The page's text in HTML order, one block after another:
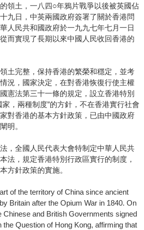
領土，一八四○年鴉片戰爭以後被英國佔
九日，中英兩國政府簽署了關於香港問
人民共和國政府於一九九七年七月一日
而實現了長期以來中國人民收回香港的
土完整，保持香港的繁榮和穩定，並考
況，國家決定，在對香港恢復行使主權
憲法第三十一條的規定，設立香港特別
，兩種制度”的方針，不在香港實行社會
對香港的基本方針政策，已由中國政府
明。
，全國人民代表大會特制定中華人民共
法，規定香港特別行政區實行的制度，
方針政策的實施。
of the territory of China since ancient
Britain after the Opium War in 1840. On
Chinese and British Governments signed
the Question of Hong Kong, affirming that